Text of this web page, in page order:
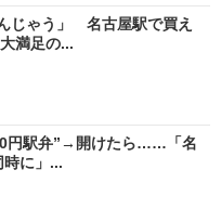
じゃう」 名古屋駅で買え
満足の...
円駅弁”→開けたら……「名
に」...